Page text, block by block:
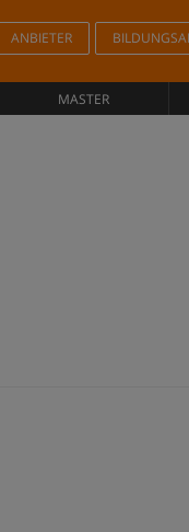
ANBIETER
MASTER